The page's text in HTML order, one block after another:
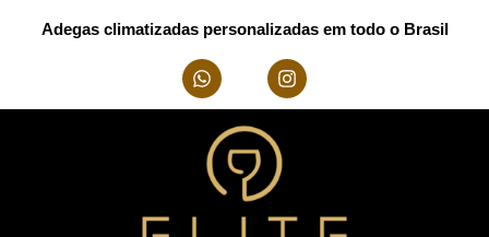
Adegas climatizadas personalizadas em todo o Brasil